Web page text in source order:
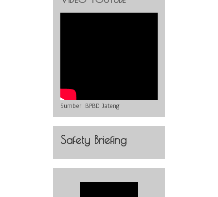
Sumber: BPBD Jateng
Safety Briefing